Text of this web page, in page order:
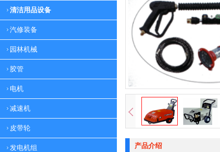
清洁用品设备
汽修装备
园林机械
胶管
电机
减速机
皮带轮
发电机组 产品介绍